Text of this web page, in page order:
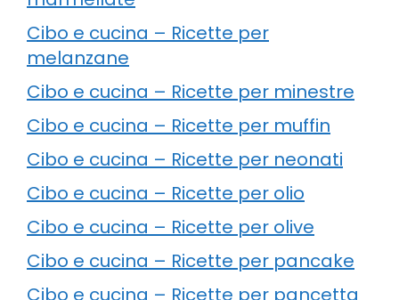
Cibo e cucina – Ricette per
melanzane
Cibo e cucina – Ricette per minestre
Cibo e cucina – Ricette per muffin
Cibo e cucina – Ricette per neonati
Cibo e cucina – Ricette per olio
Cibo e cucina – Ricette per olive
Cibo e cucina – Ricette per pancake
Cibo e cucina – Ricette per pancetta